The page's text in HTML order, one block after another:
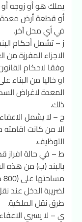
يملك هو أو زوجه أو
أو قطعة أرض معدة
في أي محل آخر.
ز – تشمل أحكام
وفقا لاحكام
او خاليا من البناء
المعدة لاغراض
ذلك.
ح – لا يشمل
الا من كانت اقامته
التوظيف.
ط – في حالة افراز
بالبند (ب) من هذه
لضريبة الدخل عند
طرق نقل الملكية.
ي – لا يسري